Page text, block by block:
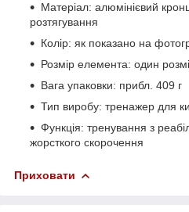
Матеріал: алюмінієвий
розтягування
Колір: як показано на
Розмір елемента: один
Вага упаковки: прибл. 409 г
Тип виробу: тренажер для
Функція: тренування з
жорсткого скорочення
Приховати